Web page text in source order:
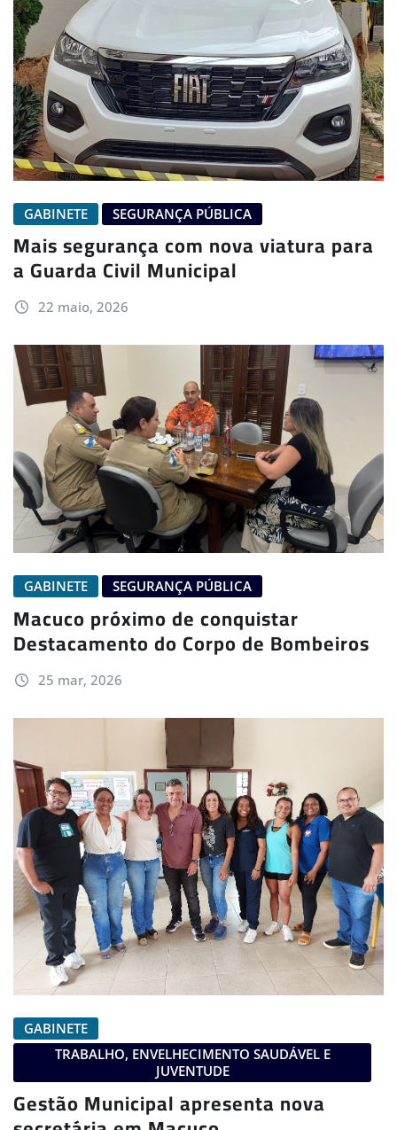
GABINETE SEGURANÇA PÚBLICA
Mais segurança com nova viatura para
a Guarda Civil Municipal
22 maio, 2026
GABINETE SEGURANÇA PÚBLICA
Macuco próximo de conquistar
Destacamento do Corpo de Bombeiros
25 mar, 2026
GABINETE
TRABALHO, ENVELHECIMENTO SAUDÁVEL E
JUVENTUDE
Gestão Municipal apresenta nova